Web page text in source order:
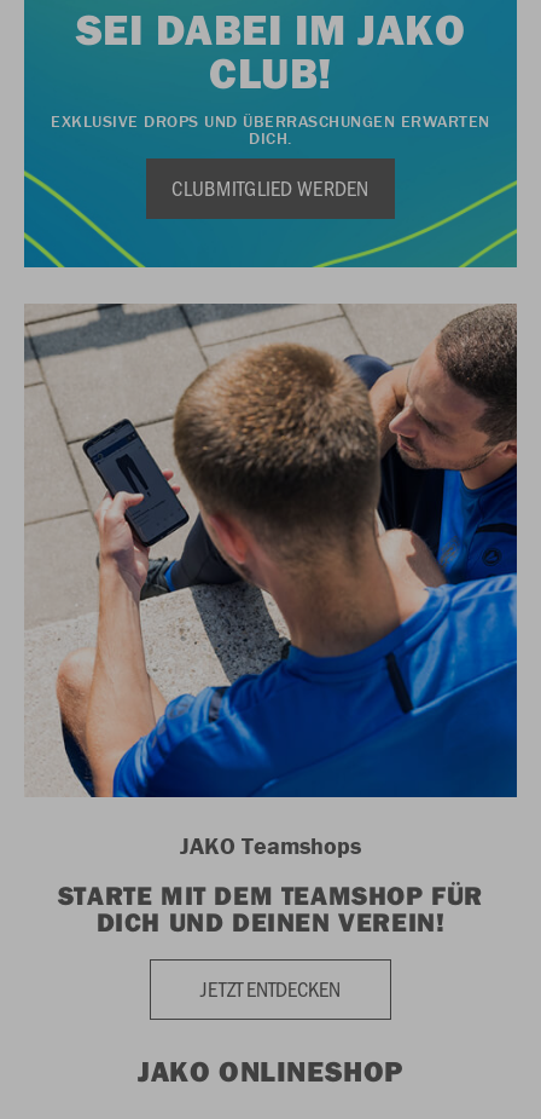
SEI DABEI IM JAKO
CLUB!
EXKLUSIVE DROPS UND ÜBERRASCHUNGEN ERWARTEN
DICH.
CLUBMITGLIED WERDEN
JAKO Teamshops
STARTE MIT DEM TEAMSHOP FÜR
DICH UND DEINEN VEREIN!
JETZT ENTDECKEN
JAKO ONLINESHOP